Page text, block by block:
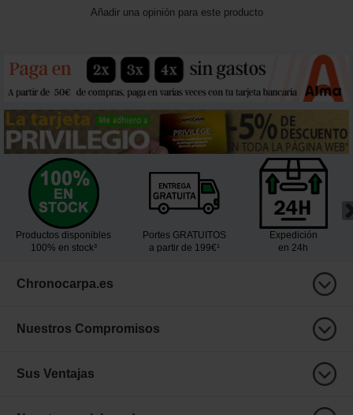
Añadir una opinión para este producto
Productos disponibles
100% en stock³
Portes GRATUITOS
a partir de 199€¹
Expedición
en 24h
Chronocarpa.es
Nuestros Compromisos
Sus Ventajas